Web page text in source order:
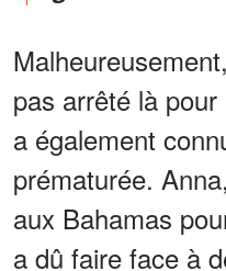
pas arrêté là
a également
prématurée.
aux Bahamas
a dû faire face à